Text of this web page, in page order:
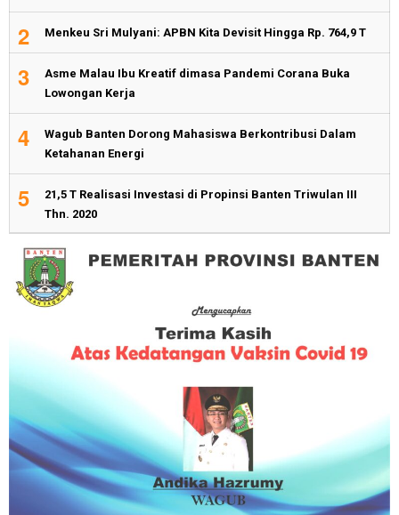
2 Menkeu Sri Mulyani: APBN Kita Devisit Hingga Rp. 764,9 T
3
Asme Malau Ibu Kreatif dimasa Pandemi Corana Buka
Lowongan Kerja
4
Wagub Banten Dorong Mahasiswa Berkontribusi Dalam
Ketahanan Energi
5
21,5 T Realisasi Investasi di Propinsi Banten Triwulan III
Thn. 2020